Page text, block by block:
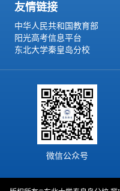
友情链接
中华人民共和国教育部
阳光高考信息平台
东北大学秦皇岛分校
微信公众号